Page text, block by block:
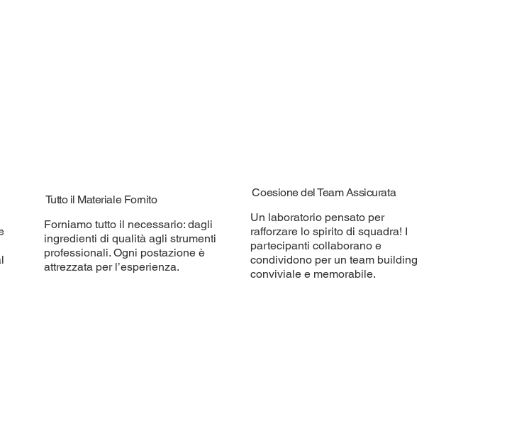
Tutto il Materiale Fornito
Forniamo tutto il necessario: dagli
ingredienti di qualità agli strumenti
professionali. Ogni postazione è
attrezzata per l’esperienza.
Coesione del Team Assicurata
Un laboratorio pensato per
rafforzare lo spirito di squadra! I
partecipanti collaborano e
condividono per un team building
conviviale e memorabile.